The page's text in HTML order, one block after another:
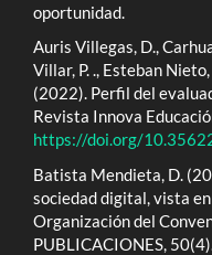
oportunidad.
Auris Villegas, D.,
Villar, P. ., Esteban
(2022). Perfil del
Revista Innova
https://doi.org/
Batista Mendieta, D.
sociedad digital, vista
Organización del
PUBLICACIONES, 50(4).